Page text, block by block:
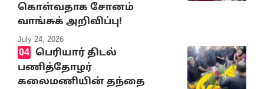
கொள்வதாக சோனம்
வாங்சுக் அறிவிப்பு!
July 24, 2026
பெரியார் திடல்
பணித்தோழர்
கலைமணியின் தந்தை